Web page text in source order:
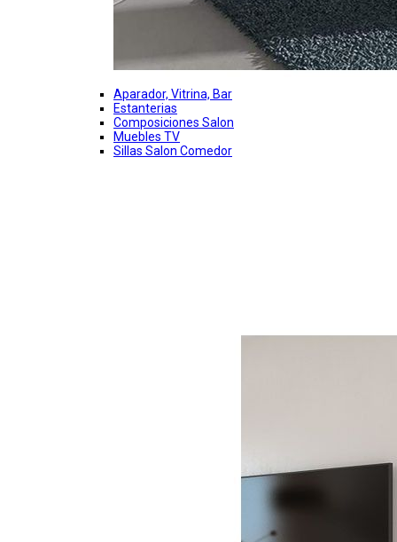
Aparador, Vitrina, Bar
Estanterias
Composiciones Salon
Muebles TV
Sillas Salon Comedor